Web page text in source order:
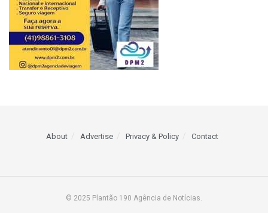
About Advertise Privacy & Policy Contact
© 2025 Plantão 190 Agência de Notícias.